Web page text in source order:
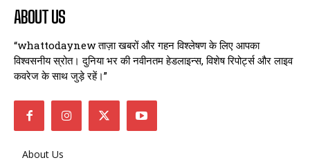
ABOUT US
“whattodaynew ताज़ा खबरों और गहन विश्लेषण के लिए आपका
विश्वसनीय स्रोत। दुनिया भर की नवीनतम हेडलाइन्स, विशेष रिपोर्ट्स और लाइव
कवरेज के साथ जुड़े रहें।”
About Us